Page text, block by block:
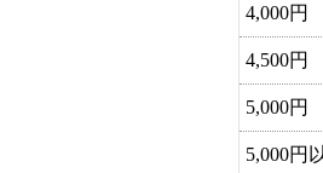
4,000円
4,500円
5,000円
5,000円